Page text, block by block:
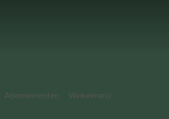
Abonnementen Winkelmand